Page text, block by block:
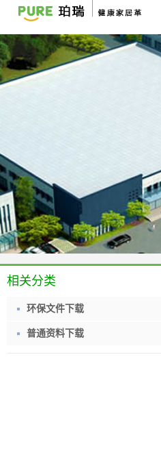
相关分类
环保文件下载
普通资料下载